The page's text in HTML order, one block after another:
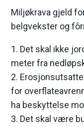
Miljøkrava gjeld
belgvekster og
1. Det skal ikke
meter fra
2.
for
ha beskyttelse
3. Det skal være